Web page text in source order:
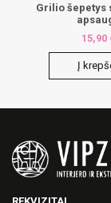
Grilio šepetys
15,90
Į